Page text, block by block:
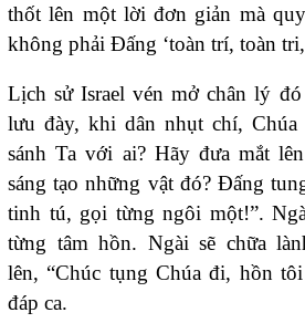
thốt lên một lời đơn giản mà
không phải Đấng ‘toàn trí, toàn
Lịch sử Israel vén mở chân lý
lưu đày, khi dân nhụt chí, Chúa
sánh Ta với ai? Hãy đưa mắt
sáng tạo những vật đó? Đấng
tinh tú, gọi từng ngôi một!”.
từng tâm hồn. Ngài sẽ chữa
lên, “Chúc tụng Chúa đi, hồn
đáp ca.